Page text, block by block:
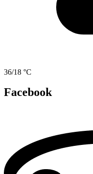
36/18 °C
Facebook